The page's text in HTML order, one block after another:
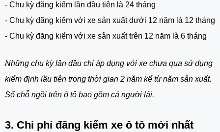
- Chu kỳ đăng kiểm lần đầu tiên là 24 tháng
- Chu kỳ đăng kiểm với xe sản xuất dưới 12 năm là 12 tháng
- Chu kỳ đăng kiểm với xe sản xuất trên 12 năm là 6 tháng
Những chu kỳ lần đầu chỉ áp dụng với xe chưa qua sử dụng
kiểm định lầu tiên trong thời gian 2 năm kể từ năm sản xuất.
Số chỗ ngồi trên ô tô bao gồm cả người lái.
3. Chi phí đăng kiểm xe ô tô mới nhất